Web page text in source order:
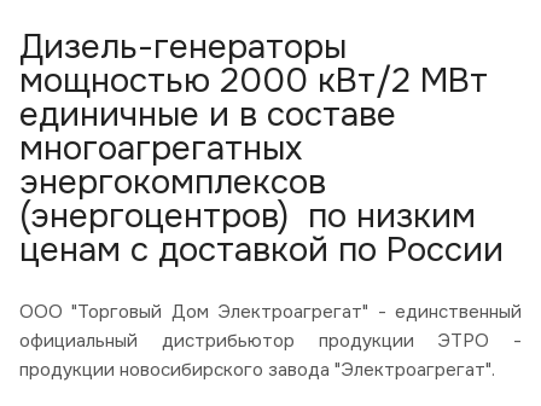
Дизель-генераторы
мощностью 2000 кВт/2 МВт
единичные и в составе
многоагрегатных
энергокомплексов
(энергоцентров) по низким
ценам с доставкой по России
ООО "Торговый Дом Электроагрегат" - единственный
официальный дистрибьютор продукции ЭТРО -
продукции новосибирского завода "Электроагрегат".